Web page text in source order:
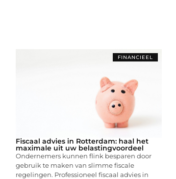
FINANCIEEL
Fiscaal advies in Rotterdam: haal het
maximale uit uw belastingvoordeel
Ondernemers kunnen flink besparen door
gebruik te maken van slimme fiscale
regelingen. Professioneel fiscaal advies in